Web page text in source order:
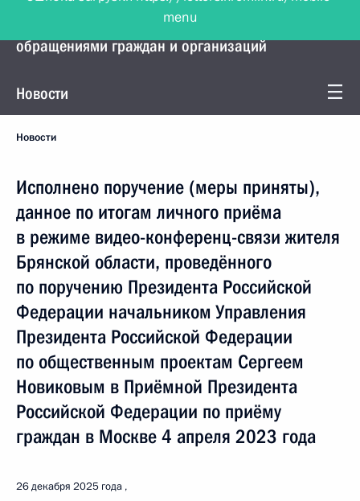
Управление Президента по работе с
обращениями граждан и организаций
Новости
Новости
Исполнено поручение (меры приняты),
данное по итогам личного приёма
в режиме видео-конференц-связи жителя
Брянской области, проведённого
по поручению Президента Российской
Федерации начальником Управления
Президента Российской Федерации
по общественным проектам Сергеем
Новиковым в Приёмной Президента
Российской Федерации по приёму
граждан в Москве 4 апреля 2023 года
26 декабря 2025 года
menu